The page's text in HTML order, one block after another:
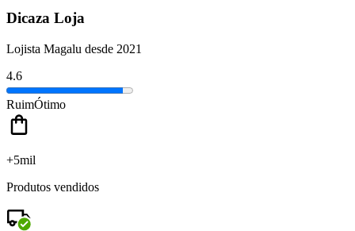
Dicaza Loja
Lojista Magalu desde 2021
4.6
RuimÓtimo
+5mil
Produtos vendidos